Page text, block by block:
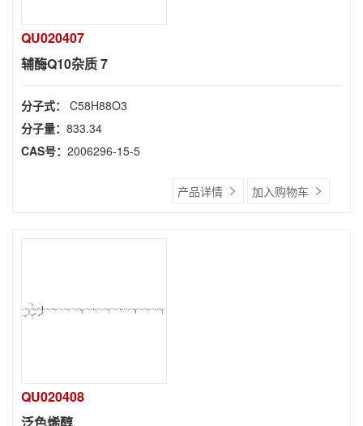
QU020407
辅酶Q10杂质 7
分子式： C58H88O3
分子量： 833.34
CAS号： 2006296-15-5
产品详情 加入购物车
QU020408